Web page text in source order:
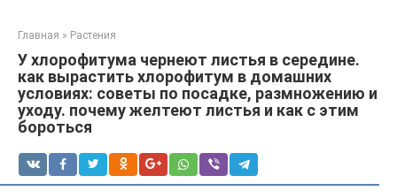
Главная » Растения
У хлорофитума чернеют листья в середине.
как вырастить хлорофитум в домашних
условиях: советы по посадке, размножению и
уходу. почему желтеют листья и как с этим
бороться